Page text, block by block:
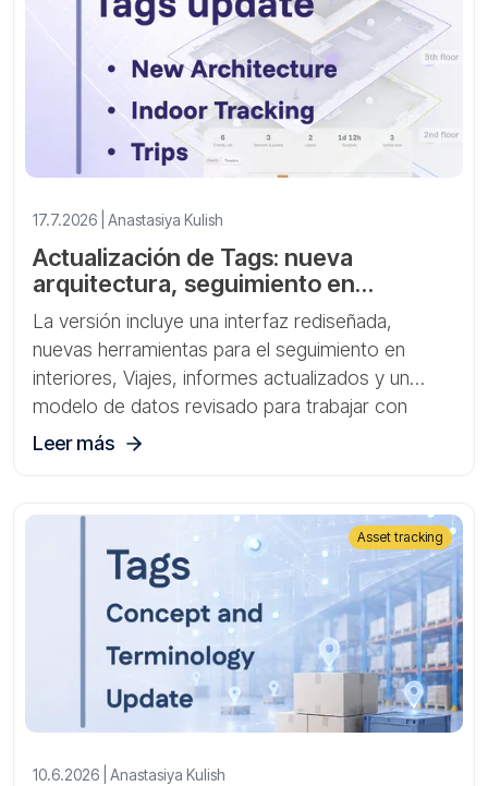
17.7.2026 | Anastasiya Kulish
Actualización de Tags: nueva
arquitectura, seguimiento en
interiores y Viajes
La versión incluye una interfaz rediseñada,
nuevas herramientas para el seguimiento en
interiores, Viajes, informes actualizados y un
modelo de datos revisado para trabajar con
gateways, sensores y activos.
Leer más
10.6.2026 | Anastasiya Kulish
Asset tracking